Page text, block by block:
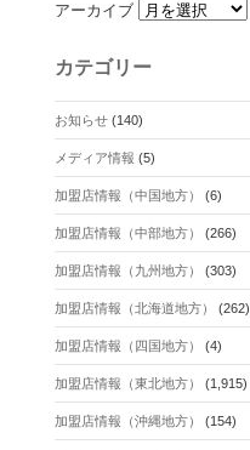
アーカイブ
カテゴリー
お知らせ(140)
メディア情報 (5)
加盟店情報（中国地方） (6)
加盟店情報（中部地方） (266)
加盟店情報（九州地方） (303)
加盟店情報（北海道地方） (262)
加盟店情報（四国地方） (4)
加盟店情報（東北地方） (1,915)
加盟店情報（沖縄地方） (154)